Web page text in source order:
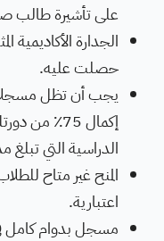
على تأشيرة طالب
الجدارة
حصلت عليه.
يجب أن تظل مسجلاً
الدراسية التي تبلغ
المنح غير متاح
اعتبارية.
مسجل بدوام كامل